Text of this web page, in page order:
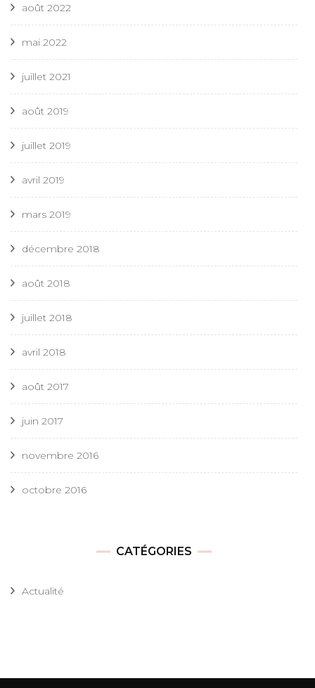
août 2022
mai 2022
juillet 2021
août 2019
juillet 2019
avril 2019
mars 2019
décembre 2018
août 2018
juillet 2018
avril 2018
août 2017
juin 2017
novembre 2016
octobre 2016
CATÉGORIES
Actualité